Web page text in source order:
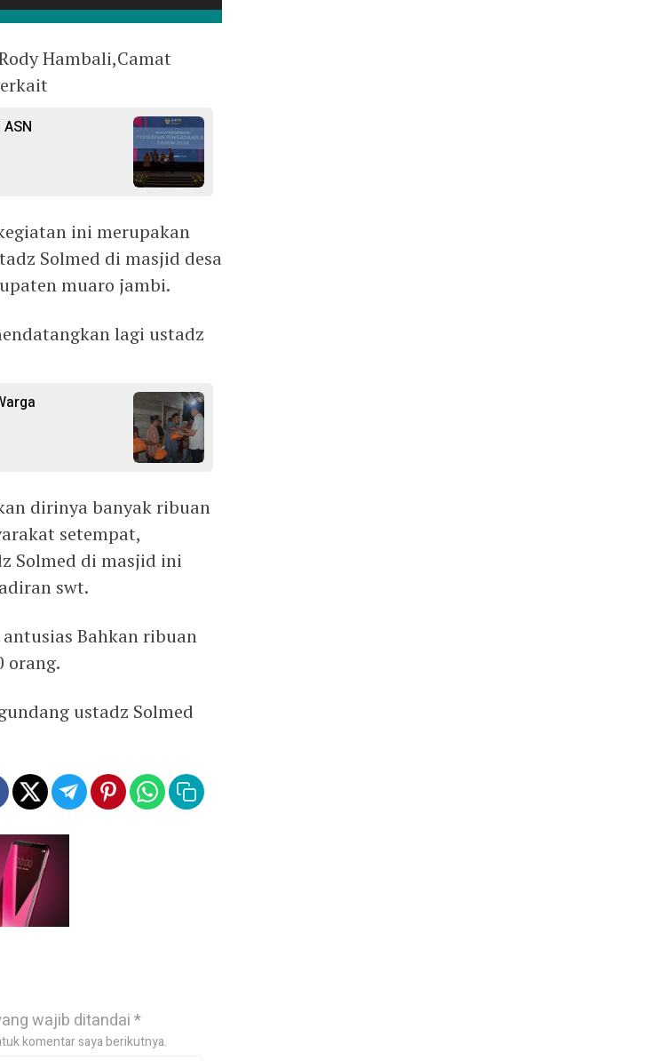
Hambali,Camat
ini merupakan
Solmed di masjid desa
muaro jambi.
lagi ustadz
dirinya banyak ribuan
setempat,
Solmed di masjid ini
swt.
Bahkan ribuan
orang.
ustadz Solmed
wajib ditandai*
komentar saya berikutnya.